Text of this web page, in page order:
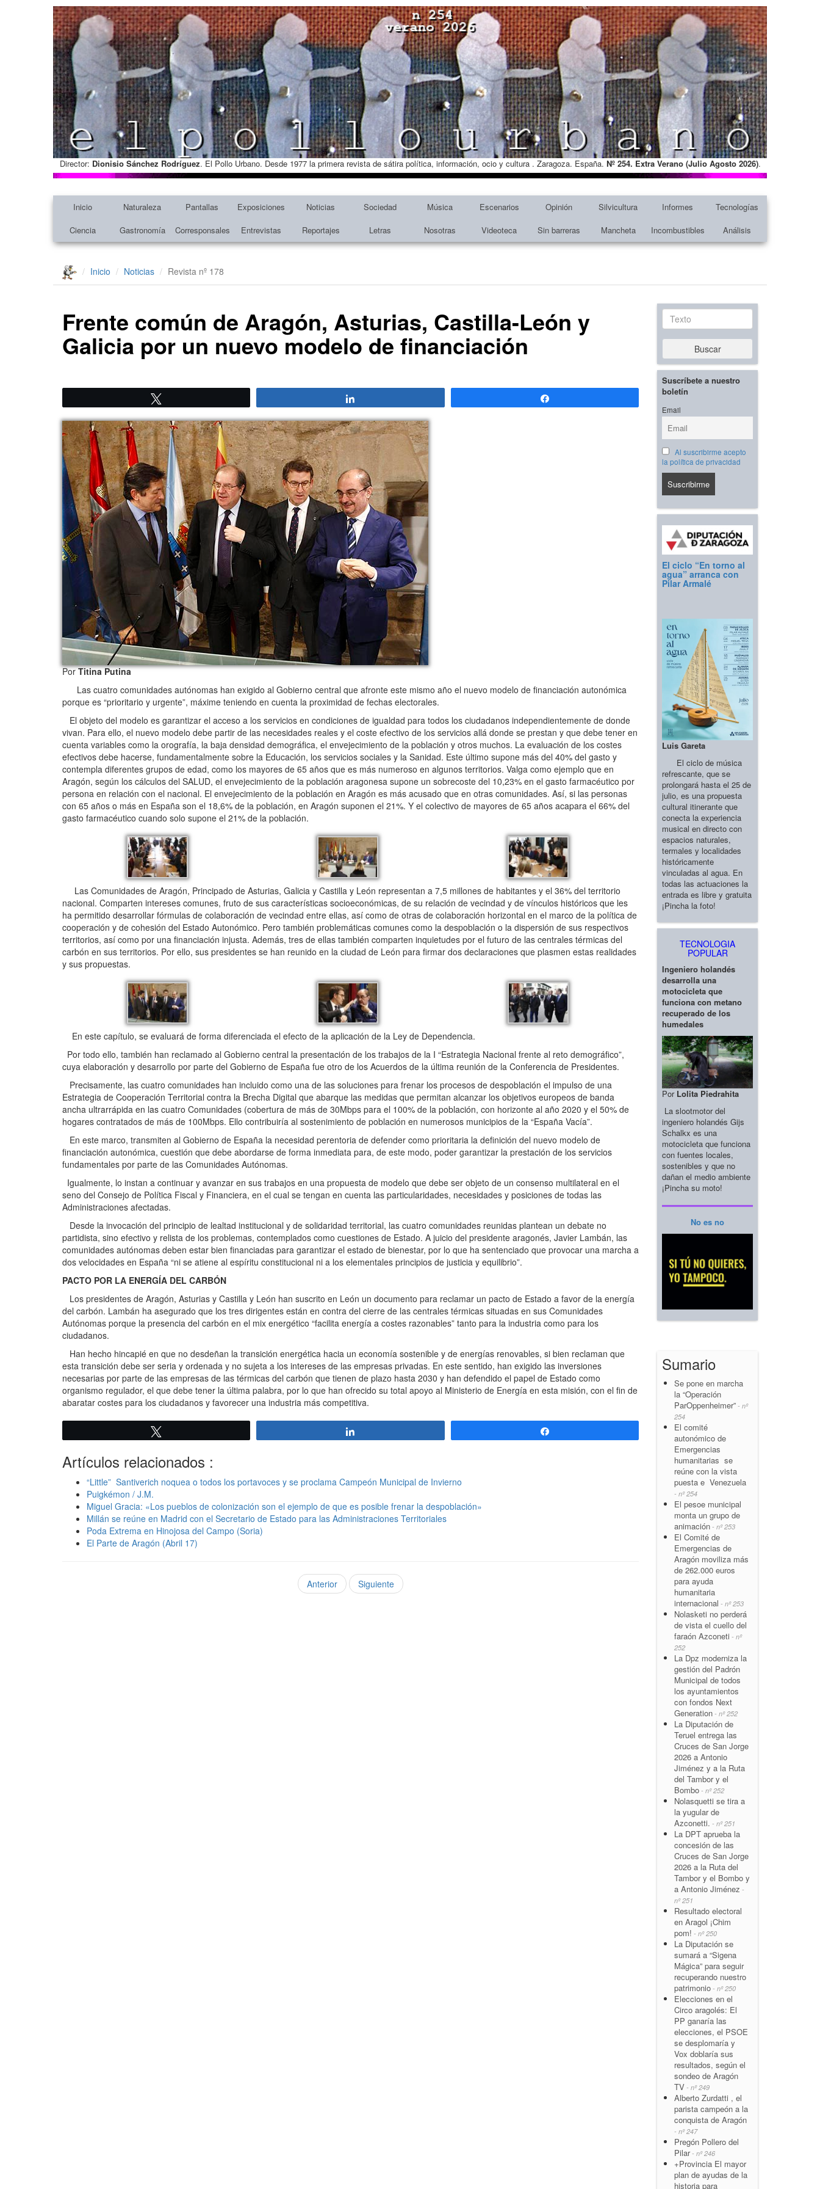
Director: Dionisio Sánchez Rodríguez. El Pollo Urbano. Desde 1977 la primera revista de sátira política, información, ocio y cultura . Zaragoza. España. Nº 254. Extra Verano (Julio Agosto 2026).
Inicio Naturaleza Pantallas Exposiciones Noticias Sociedad Música Escenarios Opinión Silvicultura Informes
Tecnologías
Ciencia
Gastronomía Corresponsales Entrevistas Reportajes Letras Nosotras Videoteca Sin barreras Mancheta Incombustibles Análisis
Inicio Noticias Revista nº 178
Frente común de Aragón, Asturias, Castilla-León y
Galicia por un nuevo modelo de financiación
PorTitina Putina
Las cuatro comunidades autónomas han exigido al Gobierno central que afronte este mismo año el nuevo modelo de financiación autonómica
porque es “prioritario y urgente”, máxime teniendo en cuenta la proximidad de fechas electorales.
El objeto del modelo es garantizar el acceso a los servicios en condiciones de igualdad para todos los ciudadanos independientemente de donde
vivan. Para ello, el nuevo modelo debe partir de las necesidades reales y el coste efectivo de los servicios allá donde se prestan y que debe tener en
cuenta variables como la orografía, la baja densidad demográfica, el envejecimiento de la población y otros muchos. La evaluación de los costes
efectivos debe hacerse, fundamentalmente sobre la Educación, los servicios sociales y la Sanidad. Este último supone más del 40% del gasto y
contempla diferentes grupos de edad, como los mayores de 65 años que es más numeroso en algunos territorios. Valga como ejemplo que en
Aragón, según los cálculos del SALUD, el envejecimiento de la población aragonesa supone un sobrecoste del 10,23% en el gasto farmacéutico por
persona en relación con el nacional. El envejecimiento de la población en Aragón es más acusado que en otras comunidades. Así, si las personas
con 65 años o más en España son el 18,6% de la población, en Aragón suponen el 21%. Y el colectivo de mayores de 65 años acapara el 66% del
gasto farmacéutico cuando solo supone el 21% de la población.
Las Comunidades de Aragón, Principado de Asturias, Galicia y Castilla y León representan a 7,5 millones de habitantes y el 36% del territorio
nacional. Comparten intereses comunes, fruto de sus características socioeconómicas, de su relación de vecindad y de vínculos históricos que les
ha permitido desarrollar fórmulas de colaboración de vecindad entre ellas, así como de otras de colaboración horizontal en el marco de la política de
cooperación y de cohesión del Estado Autonómico. Pero también problemáticas comunes como la despoblación o la dispersión de sus respectivos
territorios, así como por una financiación injusta. Además, tres de ellas también comparten inquietudes por el futuro de las centrales térmicas del
carbón en sus territorios. Por ello, sus presidentes se han reunido en la ciudad de León para firmar dos declaraciones que plasmen estas realidades
y sus propuestas.
En este capítulo, se evaluará de forma diferenciada el efecto de la aplicación de la Ley de Dependencia.
Por todo ello, también han reclamado al Gobierno central la presentación de los trabajos de la I “Estrategia Nacional frente al reto demográfico”,
cuya elaboración y desarrollo por parte del Gobierno de España fue otro de los Acuerdos de la última reunión de la Conferencia de Presidentes.
Precisamente, las cuatro comunidades han incluido como una de las soluciones para frenar los procesos de despoblación el impulso de una
Estrategia de Cooperación Territorial contra la Brecha Digital que abarque las medidas que permitan alcanzar los objetivos europeos de banda
ancha ultrarrápida en las cuatro Comunidades (cobertura de más de 30Mbps para el 100% de la población, con horizonte al año 2020 y el 50% de
hogares contratados de más de 100Mbps. Ello contribuiría al sostenimiento de población en numerosos municipios de la “España Vacía”.
En este marco, transmiten al Gobierno de España la necesidad perentoria de defender como prioritaria la definición del nuevo modelo de
financiación autonómica, cuestión que debe abordarse de forma inmediata para, de este modo, poder garantizar la prestación de los servicios
fundamentales por parte de las Comunidades Autónomas.
Igualmente, lo instan a continuar y avanzar en sus trabajos en una propuesta de modelo que debe ser objeto de un consenso multilateral en el
seno del Consejo de Política Fiscal y Financiera, en el cual se tengan en cuenta las particularidades, necesidades y posiciones de todas las
Administraciones afectadas.
Desde la invocación del principio de lealtad institucional y de solidaridad territorial, las cuatro comunidades reunidas plantean un debate no
partidista, sino efectivo y relista de los problemas, contemplados como cuestiones de Estado. A juicio del presidente aragonés, Javier Lambán, las
comunidades autónomas deben estar bien financiadas para garantizar el estado de bienestar, por lo que ha sentenciado que provocar una marcha a
dos velocidades en España “ni se atiene al espíritu constitucional ni a los elementales principios de justicia y equilibrio”.
PACTO POR LA ENERGÍA DEL CARBÓN
Los presidentes de Aragón, Asturias y Castilla y León han suscrito en León un documento para reclamar un pacto de Estado a favor de la energía
del carbón. Lambán ha asegurado que los tres dirigentes están en contra del cierre de las centrales térmicas situadas en sus Comunidades
Autónomas porque la presencia del carbón en el mix energético “facilita energía a costes razonables” tanto para la industria como para los
ciudadanos.
Han hecho hincapié en que no desdeñan la transición energética hacia un economía sostenible y de energías renovables, si bien reclaman que
esta transición debe ser seria y ordenada y no sujeta a los intereses de las empresas privadas. En este sentido, han exigido las inversiones
necesarias por parte de las empresas de las térmicas del carbón que tienen de plazo hasta 2030 y han defendido el papel de Estado como
organismo regulador, el que debe tener la última palabra, por lo que han ofrecido su total apoyo al Ministerio de Energía en esta misión, con el fin de
abaratar costes para los ciudadanos y favorecer una industria más competitiva.
Artículos relacionados :
“Little” Santiverich noquea o todos los portavoces y se proclama Campeón Municipal de Invierno
Puigkémon / J.M.
Miguel Gracia: «Los pueblos de colonización son el ejemplo de que es posible frenar la despoblación»
Millán se reúne en Madrid con el Secretario de Estado para las Administraciones Territoriales
Poda Extrema en Hinojosa del Campo (Soria)
El Parte de Aragón (Abril 17)
Anterior Siguiente
Texto
Buscar
Suscríbete a nuestro
boletín
Email
Al suscribirme acepto
la política de privacidad
El ciclo “En torno al
agua” arranca con
Pilar Armalé
Luis Gareta
El ciclo de música
refrescante, que se
prolongará hasta el 25 de
julio, es una propuesta
cultural itinerante que
conecta la experiencia
musical en directo con
espacios naturales,
termales y localidades
históricamente
vinculadas al agua. En
todas las actuaciones la
entrada es libre y gratuita
¡Pincha la foto!
TECNOLOGIA
POPULAR
Ingeniero holandés
desarrolla una
motocicleta que
funciona con metano
recuperado de los
humedales
Por Lolita Piedrahita
La slootmotor del
ingeniero holandés Gijs
Schalkx es una
motocicleta que funciona
con fuentes locales,
sostenibles y que no
dañan el medio ambiente
¡Pincha su moto!
No es no
Sumario
Se pone en marcha
la “Operación
ParOppenheimer” - nº
254
El comité
autonómico de
Emergencias
humanitarias se
reúne con la vista
puesta e Venezuela
- nº 254
El pesoe municipal
monta un grupo de
animación - nº 253
El Comité de
Emergencias de
Aragón moviliza más
de 262.000 euros
para ayuda
humanitaria
internacional - nº 253
Nolasketi no perderá
de vista el cuello del
faraón Azconeti - nº
252
La Dpz moderniza la
gestión del Padrón
Municipal de todos
los ayuntamientos
con fondos Next
Generation - nº 252
La Diputación de
Teruel entrega las
Cruces de San Jorge
2026 a Antonio
Jiménez y a la Ruta
del Tambor y el
Bombo - nº 252
Nolasquetti se tira a
la yugular de
Azconetti. - nº 251
La DPT aprueba la
concesión de las
Cruces de San Jorge
2026 a la Ruta del
Tambor y el Bombo y
a Antonio Jiménez -
nº 251
Resultado electoral
en Aragol ¡Chim
pom! - nº 250
La Diputación se
sumará a “Sigena
Mágica” para seguir
recuperando nuestro
patrimonio - nº 250
Elecciones en el
Circo aragolés: El
PP ganaría las
elecciones, el PSOE
se desplomaría y
Vox doblaría sus
resultados, según el
sondeo de Aragón
TV - nº 249
Alberto Zurdatti , el
parista campeón a la
conquista de Aragón
- nº 247
Pregón Pollero del
Pilar- nº 246
+Provincia El mayor
plan de ayudas de la
historia para